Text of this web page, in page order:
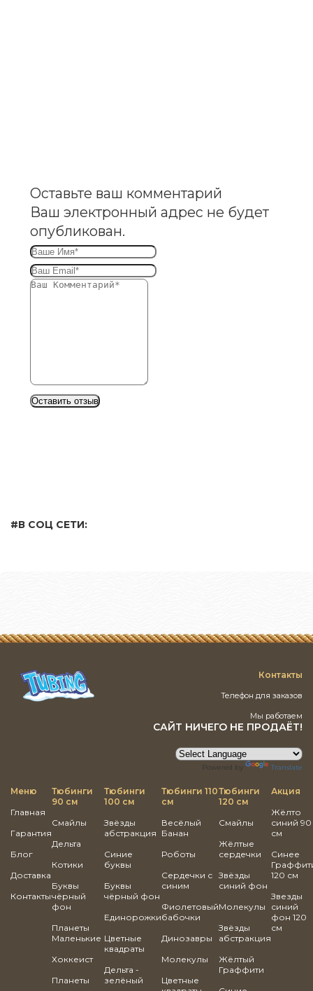
Оставьте ваш комментарий
Ваш электронный адрес не будет
опубликован.
Оставить отзыв
#В СОЦ СЕТИ:
Меню
Главная
Гарантия
Блог
Доставка
Контакты
Тюбинги
90 см
Смайлы
Дельта
Котики
Буквы
чёрный
фон
Планеты
Маленькие
Хоккеист
Планеты
Тюбинги
100 см
Звёзды
абстракция
Синие
буквы
Буквы
чёрный фон
Единорожки
Цветные
квадраты
Дельта -
зелёный
Тюбинги 110
см
Весёлый
Банан
Роботы
Сердечки с
синим
Фиолетовый
бабочки
Динозавры
Молекулы
Цветные
Тюбинги
120 см
Смайлы
Жёлтые
сердечки
Звёзды
синий фон
Молекулы
Звёзды
абстракция
Жёлтый
Граффити
Акция
Жёлто
синий 90
см
Синее
120 см
Звезды
синий
фон 120
см
Контакты
Телефон для заказов
Мы работаем
САЙТ НИЧЕГО НЕ ПРОДАЁТ!
Powered by Translate